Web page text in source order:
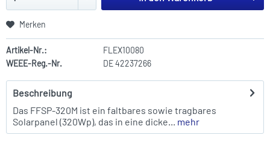
Merken
Artikel-Nr.:
FLEX10080
WEEE-Reg.-Nr.
DE 42237266
Beschreibung
Das FFSP-320M ist ein faltbares sowie tragbares
Solarpanel (320Wp), das in eine dicke... mehr